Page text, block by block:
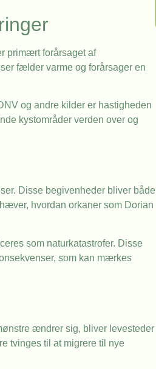
primært forårsaget af
fælder varme og forårsager en
og andre kilder er hastigheden
kystområder verden over og
Disse begivenheder bliver både
hvordan orkaner som Dorian
som naturkatastrofer. Disse
som kan mærkes
ændrer sig, bliver levesteder
tvinges til at migrere til nye